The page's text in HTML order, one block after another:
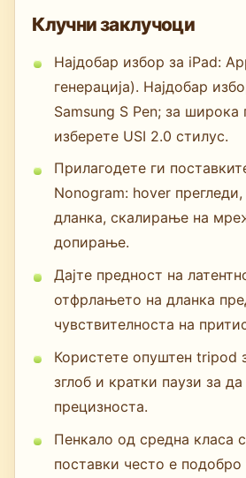
Клучни заклучоци
Најдобар избор за iPad:
генерација). Најдобар
Samsung S Pen; за
изберете USI 2.0 стилус.
Прилагодете ги
Nonogram: hover
дланка, скалирање на
допирање.
Дајте предност на
отфрлањето на дланка
чувствителноста на
Користете опуштен tripod
зглоб и кратки паузи за
прецизноста.
Пенкало од средна класа
поставки често е